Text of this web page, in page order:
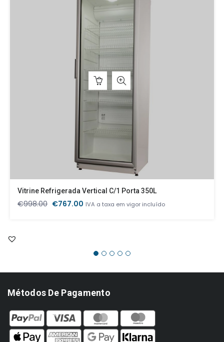
Vitrine Refrigerada Vertical C/1 Porta 350L
€998.00 O
€767.00 O
IVA a taxa em vigor incluído
Métodos De Pagamento